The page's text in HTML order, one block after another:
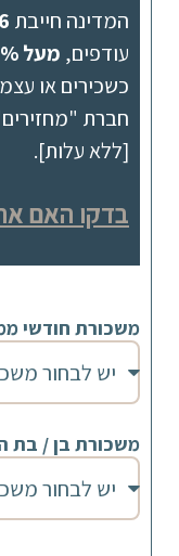
המדינה חייבת
עודפים, מעל 84%
כשכירים או
חברת
[ללא עלות].
בדקו האם
משכורת חודשי
משכורת בן / בת